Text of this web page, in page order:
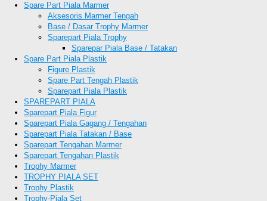
Spare Part Piala Marmer
Aksesoris Marmer Tengah
Base / Dasar Trophy Marmer
Sparepart Piala Trophy
Sparepar Piala Base / Tatakan
Spare Part Piala Plastik
Figure Plastik
Spare Part Tengah Plastik
Sparepart Piala Plastik
SPAREPART PIALA
Sparepart Piala Figur
Sparepart Piala Gagang / Tengahan
Sparepart Piala Tatakan / Base
Sparepart Tengahan Marmer
Sparepart Tengahan Plastik
Trophy Marmer
TROPHY PIALA SET
Trophy Plastik
Trophy-Piala Set